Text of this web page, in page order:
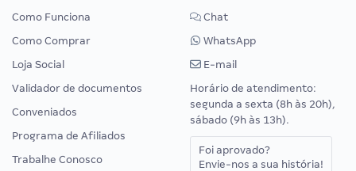
Como Funciona
Como Comprar
Loja Social
Validador de documentos
Conveniados
Programa de Afiliados
Trabalhe Conosco
Chat
WhatsApp
E-mail
Horário de atendimento:
segunda a sexta (8h às 20h),
sábado (9h às 13h).
Foi aprovado?
Envie-nos a sua história!